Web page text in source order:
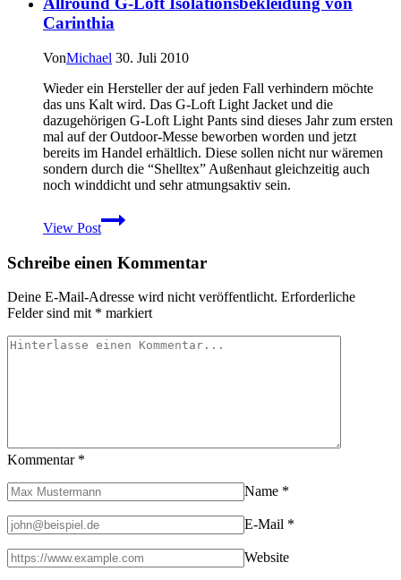
Regenjacke
meine
nach
einem
Jahr
Carinthia
VonMichael 30. Juli 2010
Wieder ein Hersteller der auf jeden Fall verhindern möchte
das uns Kalt wird. Das G-Loft Light Jacket und die
dazugehörigen G-Loft Light Pants sind dieses Jahr zum ersten
mal auf der Outdoor-Messe beworben worden und jetzt
bereits im Handel erhältlich. Diese sollen nicht nur wäremen
sondern durch die “Shelltex” Außenhaut gleichzeitig auch
noch winddicht und sehr atmungsaktiv sein.
View Post
Allround
G-
Isolationsbekleidung
Carinthia
Schreibe einen Kommentar
Deine E-Mail-Adresse wird nicht veröffentlicht. Erforderliche
Felder sind mit * markiert
Kommentar *
Name *
E-Mail *
Website